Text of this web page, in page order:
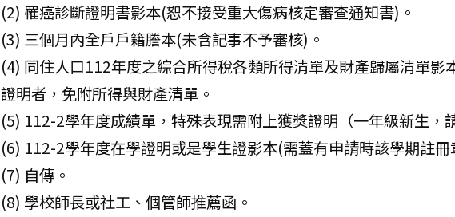
(2) 罹癌診斷證明書影本(恕不接受重大傷病核定審查通知書)。
(3) 三個月內全戶戶籍謄本(未含記事不予審核)。
(4) 同住人口112年度之綜合所得稅各類所得清單及財產歸屬清單影
證明者，免附所得與財產清單。
(5) 112-2學年度成績單，特殊表現需附上獲獎證明（一年級新生，
(6) 112-2學年度在學證明或是學生證影本(需蓋有申請時該學期註冊
(7) 自傳。
(8) 學校師長或社工、個管師推薦函。